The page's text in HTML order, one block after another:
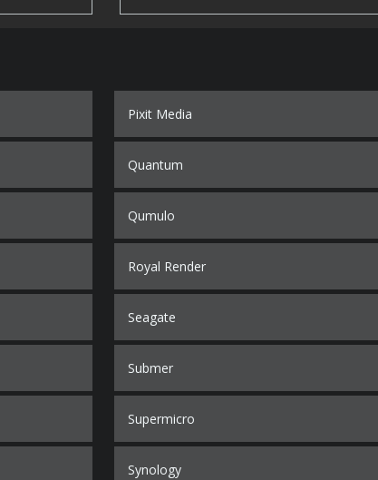
Pixit Media
Quantum
Qumulo
Royal Render
Seagate
Submer
Supermicro
Synology